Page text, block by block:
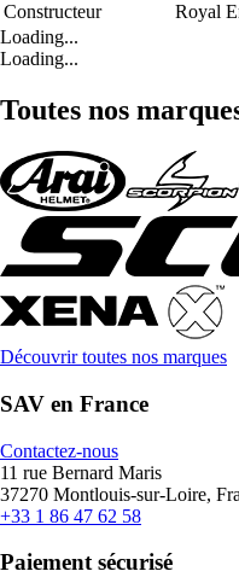
Constructeur
Royal
Loading...
Loading...
Toutes nos
Découvrir toutes nos marques
SAV en France
Contactez-nous
11 rue Bernard Maris
37270 Montlouis-sur-Loire,
+33 1 86 47 62 58
Paiement sécurisé